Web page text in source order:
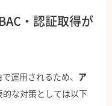
・認証取得が
運用されるため、 ア
的な対策としては以下